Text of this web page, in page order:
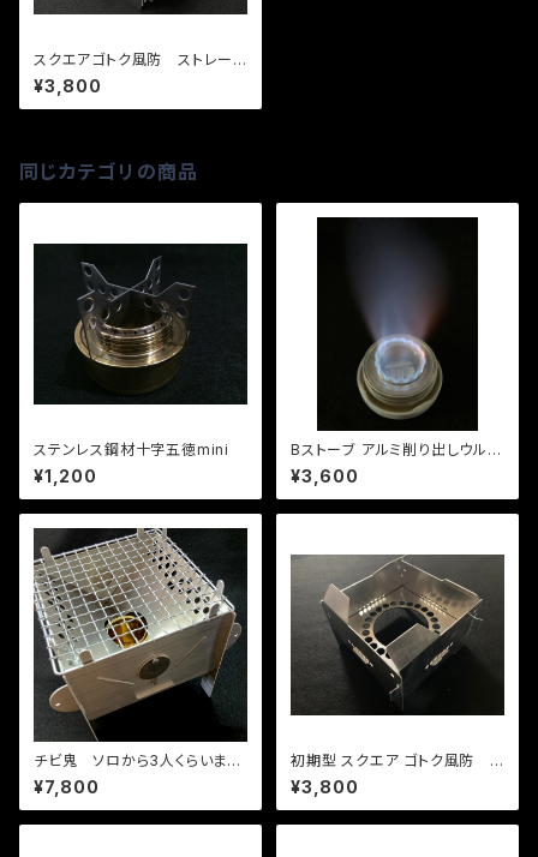
スクエアゴトク風防 ストレート
（アルコールストーブ用ゴトク）
隙間収納
¥3,800
同じカテゴリの商品
ステンレス鋼材十字五徳mini
¥1,200
Bストーブ アルミ削り出しウルト
ラライト超小型ストーブ
¥3,600
チビ鬼 ソロから3人くらいまで
の調理グリル 炭火、アルコール
ストーブ、小枝で使えます
¥7,800
初期型 スクエア ゴトク風防
（四角バージョン）
¥3,800